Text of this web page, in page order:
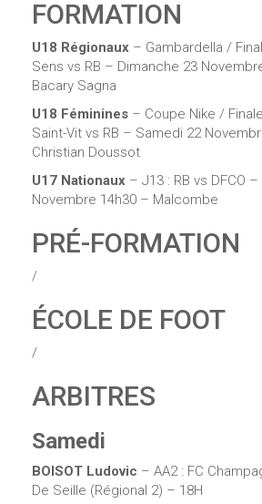
FORMATION
U18 Régionaux – Gambardella /
Sens vs RB – Dimanche 23
Bacary Sagna
U18 Féminines – Coupe Nike /
Saint-Vit vs RB – Samedi 22
Christian Doussot
U17 Nationaux – J13 : RB vs DFCO
Novembre 14h30 – Malcombe
PRÉ-FORMATION
/
ÉCOLE DE FOOT
/
ARBITRES
Samedi
BOISOT Ludovic – AA2 : FC
De Seille (Régional 2) – 18H